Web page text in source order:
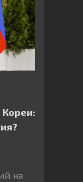
Кореи:
на